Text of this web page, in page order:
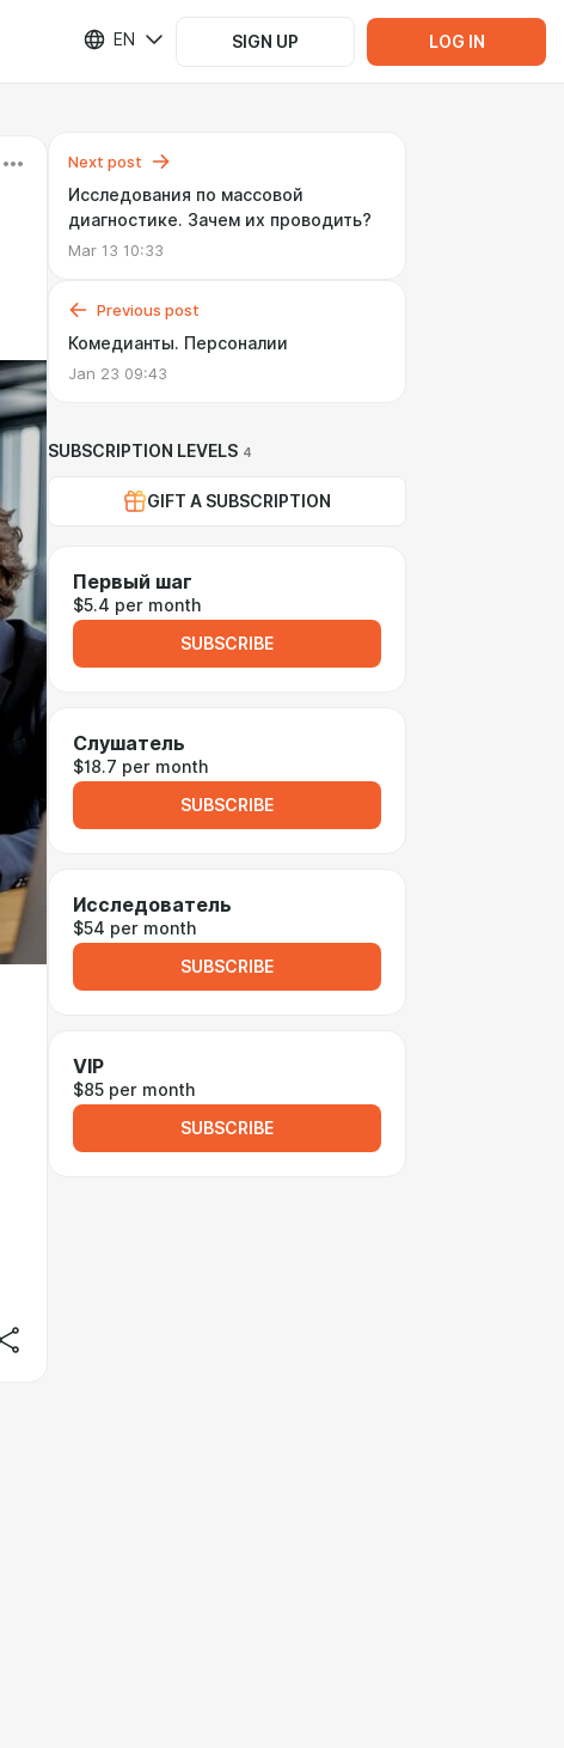
EN SIGN UP LOG IN
Next post
Исследования по массовой
диагностике. Зачем их проводить?
Mar 13 10:33
Previous post
Комедианты. Персоналии
Jan 23 09:43
SUBSCRIPTION LEVELS 4
GIFT A SUBSCRIPTION
Первый шаг
$5.4 per month
SUBSCRIBE
Слушатель
$18.7 per month
SUBSCRIBE
Исследователь
$54 per month
SUBSCRIBE
VIP
$85 per month
SUBSCRIBE